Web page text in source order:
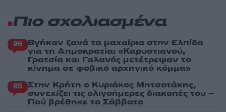
Πιο σχολιασμένα
96 Βγήκαν ξανά τα μαχαίρια στην Ελπίδα
για τη Δημοκρατία: «Καρυστιανού,
Γρατσία και Γαλανός μετέτρεψαν το
κίνημα σε φοβικό αρχηγικό κόμμα»
85 Στην Κρήτη ο Κυριάκος Μητσοτάκης,
συνεχίζει τις ολιγοήμερες διακοπές του –
Πού βρέθηκε το Σάββατο